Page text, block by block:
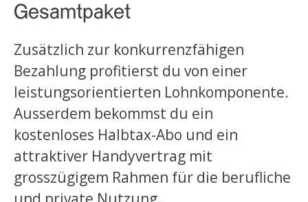
Gesamtpaket
Zusätzlich zur konkurrenzfähigen
Bezahlung profitierst du von einer
leistungsorientierten Lohnkomponente.
Ausserdem bekommst du ein
kostenloses Halbtax-Abo und ein
attraktiver Handyvertrag mit
grosszügigem Rahmen für die berufliche